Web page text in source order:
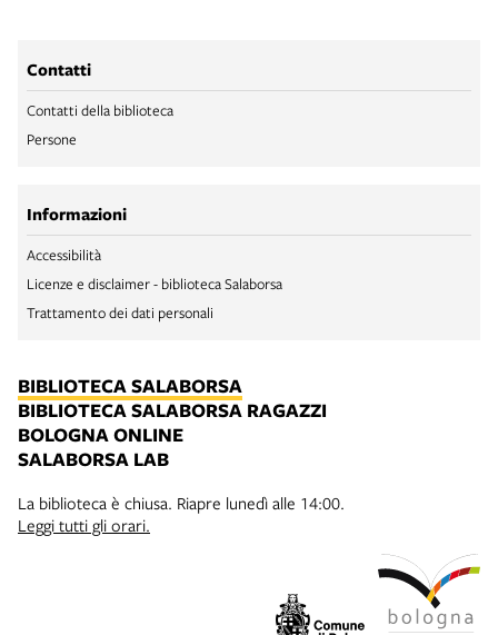
Contatti
Contatti della biblioteca
Persone
Informazioni
Accessibilità
Licenze e disclaimer - biblioteca Salaborsa
Trattamento dei dati personali
BIBLIOTECA SALABORSA
BIBLIOTECA SALABORSA RAGAZZI
BOLOGNA ONLINE
SALABORSA LAB
La biblioteca è chiusa. Riapre lunedì alle 14:00.
Leggi tutti gli orari.